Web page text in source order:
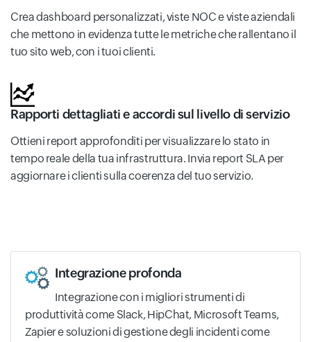
Crea dashboard personalizzati, viste NOC e viste aziendali
che mettono in evidenza tutte le metriche che rallentano il
tuo sito web, con i tuoi clienti.
Rapporti dettagliati e accordi sul livello di servizio
Ottieni report approfonditi per visualizzare lo stato in
tempo reale della tua infrastruttura. Invia report SLA per
aggiornare i clienti sulla coerenza del tuo servizio.
Integrazione profonda
Integrazione con i migliori strumenti di
produttività come Slack, HipChat, Microsoft Teams,
Zapier e soluzioni di gestione degli incidenti come